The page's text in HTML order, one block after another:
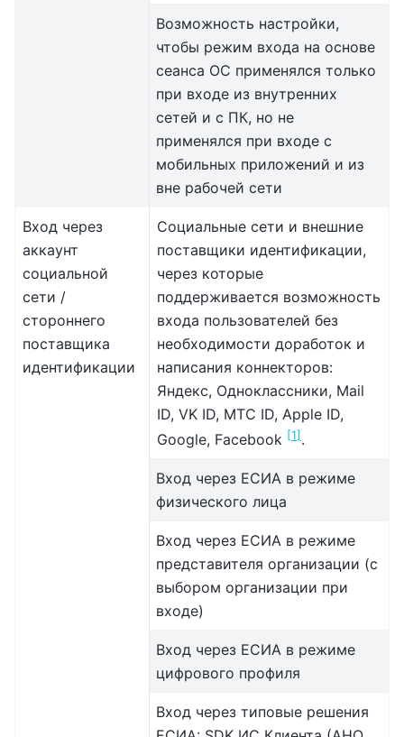
Возможность настройки,
чтобы режим входа на основе
сеанса ОС применялся только
при входе из внутренних
сетей и с ПК, но не
применялся при входе с
мобильных приложений и из
вне рабочей сети
Вход через
аккаунт
социальной
сети /
стороннего
поставщика
идентификации
Социальные сети и внешние
поставщики идентификации,
через которые
поддерживается возможность
входа пользователей без
необходимости доработок и
написания коннекторов:
Яндекс, Одноклассники, Mail
ID, VK ID, МТС ID, Apple ID,
Google, Facebook [1].
Вход через ЕСИА в режиме
физического лица
Вход через ЕСИА в режиме
представителя организации (с
выбором организации при
входе)
Вход через ЕСИА в режиме
цифрового профиля
Вход через типовые решения